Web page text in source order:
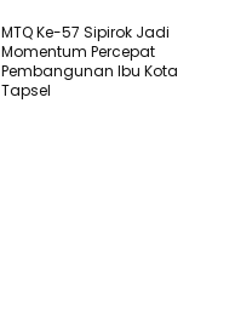
MTQ Ke-57 Sipirok Jadi
Momentum Percepat
Pembangunan Ibu Kota
Tapsel